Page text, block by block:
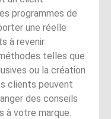
programmes de
une réelle
à revenir
telles que
ou la création
clients peuvent
des conseils
à votre marque.